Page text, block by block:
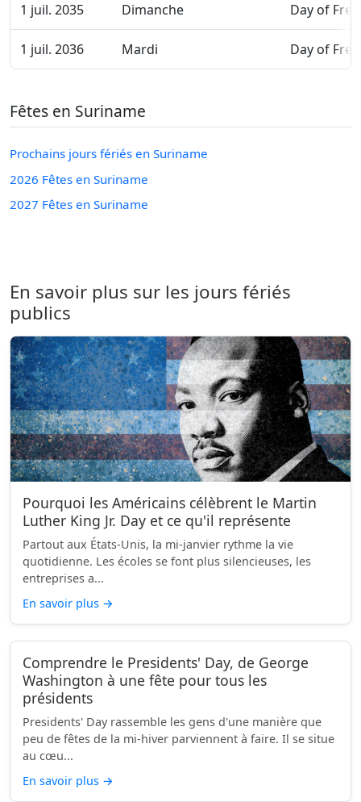
1 juil. 2035 Dimanche Day of
1 juil. 2036 Mardi Day of
Fêtes en Suriname
Prochains jours fériés en Suriname
2026 Fêtes en Suriname
2027 Fêtes en Suriname
En savoir plus sur les jours fériés
publics
Pourquoi les Américains célèbrent le Martin
Luther King Jr. Day et ce qu'il représente
Partout aux États-Unis, la mi-janvier rythme la vie
quotidienne. Les écoles se font plus silencieuses, les
entreprises a...
En savoir plus →
Comprendre le Presidents' Day, de George
Washington à une fête pour tous les
présidents
Presidents' Day rassemble les gens d'une manière que
peu de fêtes de la mi-hiver parviennent à faire. Il se situe
au cœu...
En savoir plus →